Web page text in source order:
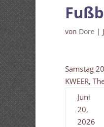
von Dore |
Samstag
KWEER,
Juni
20,
2026